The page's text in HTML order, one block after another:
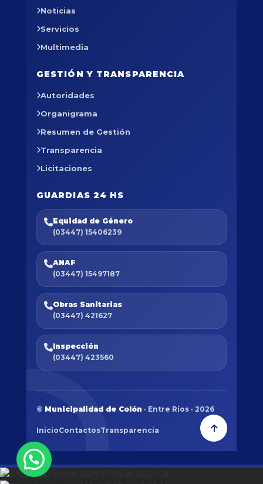
Noticias
Servicios
Multimedia
GESTIÓN Y TRANSPARENCIA
Autoridades
Organigrama
Resumen de Gestión
Transparencia
Licitaciones
GUARDIAS 24 HS
Equidad de Género
(03447) 15406239
ANAF
(03447) 15497187
Obras Sanitarias
(03447) 421627
Inspección
(03447) 423560
© Municipalidad de Colón · Entre Ríos · 2026
InicioContactosTransparencia